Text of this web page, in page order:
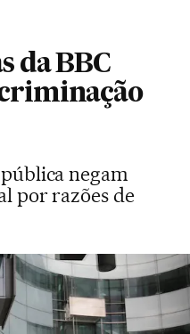
da BBC
negam
por razões de